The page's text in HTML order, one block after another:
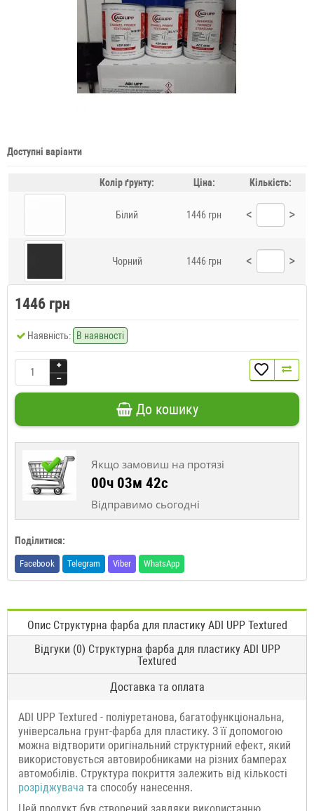
Доступні варіанти
Колір ґрунту: Ціна: Кількість:
Білий 1446 грн < >
Чорний 1446 грн < >
1446 грн
Наявність: В наявності
До кошику
Якщо замовиш на протязі
00ч 03м 42с
Відправимо сьогодні
Поділитися:
Facebook Telegram Viber WhatsApp
Опис Структурна фарба для пластику ADI UPP Textured
Відгуки (0) Структурна фарба для пластику ADI UPP
Textured
Доставка та оплата
ADI UPP Textured - поліуретанова, багатофункціональна,
універсальна грунт-фарба для пластику. З її допомогою
можна відтворити оригінальний структурний ефект, який
використовується автовиробниками на різних бамперах
автомобілів. Структура покриття залежить від кількості
розріджувача та способу нанесення.
Цей продукт був створений завдяки використанню